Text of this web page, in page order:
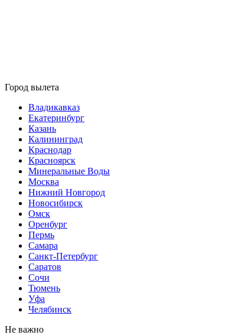
Город вылета
Владикавказ
Екатеринбург
Казань
Калининград
Краснодар
Красноярск
Минеральные Воды
Москва
Нижний Новгород
Новосибирск
Омск
Оренбург
Пермь
Самара
Санкт-Петербург
Саратов
Сочи
Тюмень
Уфа
Челябинск
Не важно